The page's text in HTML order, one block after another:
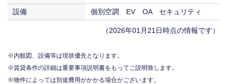
設備
個別空調 EV OA セキュリティ
（2026年01月21日時点の情報です）
内観図、設備等は現状優先となります。
賃貸条件の詳細は重要事項説明書をもってご説明致します。
物件によっては別途費用がかかる場合がございます。